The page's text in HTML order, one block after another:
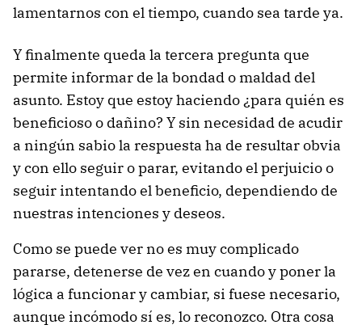
lamentarnos con el tiempo, cuando sea tarde ya.
Y finalmente queda la tercera pregunta que
permite informar de la bondad o maldad del
asunto. Estoy que estoy haciendo ¿para quién es
beneficioso o dañino? Y sin necesidad de acudir
a ningún sabio la respuesta ha de resultar obvia
y con ello seguir o parar, evitando el perjuicio o
seguir intentando el beneficio, dependiendo de
nuestras intenciones y deseos.
Como se puede ver no es muy complicado
pararse, detenerse de vez en cuando y poner la
lógica a funcionar y cambiar, si fuese necesario,
aunque incómodo sí es, lo reconozco. Otra cosa